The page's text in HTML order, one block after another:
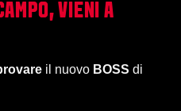
VIENI A
il nuovo BOSS di